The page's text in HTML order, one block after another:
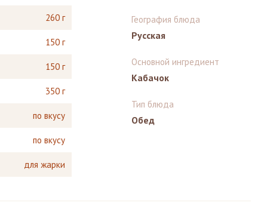
260 г
150 г
150 г
350 г
по вкусу
по вкусу
для жарки
География блюда
Русская
Основной ингредиент
Кабачок
Тип блюда
Обед